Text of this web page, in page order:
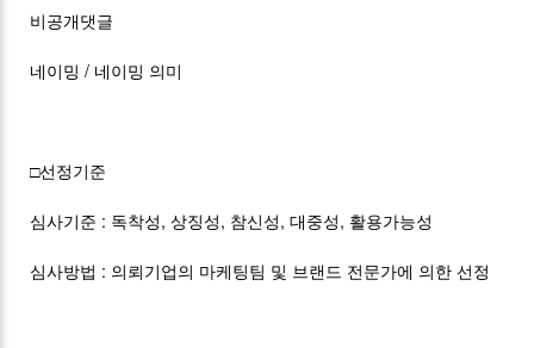
비공개댓글
네이밍 / 네이밍 의미
□선정기준
심사기준 : 독착성, 상징성, 참신성, 대중성, 활용가능성
심사방법 : 의뢰기업의 마케팅팀 및 브랜드 전문가에 의한 선정